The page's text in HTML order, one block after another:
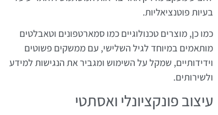
בעיות פוטנציאליות.
כמו כן, מוצרים טכנולוגיים כמו סמארטפונים וטאבלטים
מותאמים במיוחד לגיל השלישי, עם ממשקים פשוטים
וידידותיים, שמקל על השימוש ומגביר את הנגישות למידע
ולשירותים.
עיצוב פונקציונלי ואסתטי